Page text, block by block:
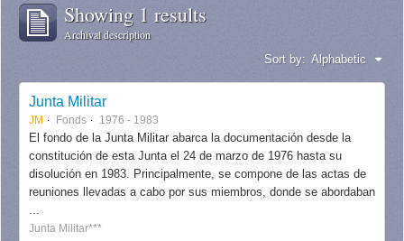
Showing 1 results
Archival description
Sort by: Alphabetic
Junta Militar
JM Fonds 1976 - 1983
El fondo de la Junta Militar abarca la documentación desde la
constitución de esta Junta el 24 de marzo de 1976 hasta su
disolución en 1983. Principalmente, se compone de las actas de
reuniones llevadas a cabo por sus miembros, donde se abordaban
...
Junta Militar***